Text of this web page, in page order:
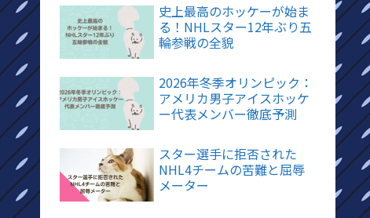
史上最高のホッケーが始ま
る！NHLスター12年ぶり五
輪参戦の全貌
2026年冬季オリンピック：
アメリカ男子アイスホッケ
ー代表メンバー徹底予測
スター選手に拒否された
NHL4チームの苦難と屈辱
メーター